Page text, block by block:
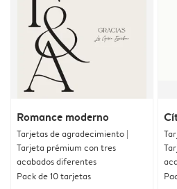
Romance moderno
Tarjetas de agradecimiento |
Tarjeta prémium con tres
acabados diferentes
Pack de 10 tarjetas